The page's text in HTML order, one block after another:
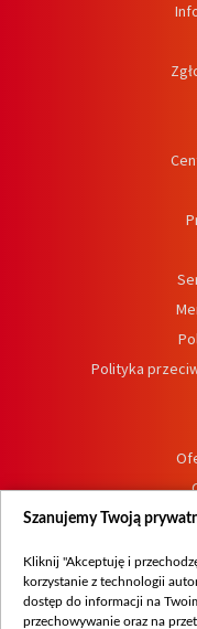
Polityka
Szanujemy Twoją
Kliknij "Akceptuję i
korzystanie z technologii
dostęp do informacji na
przechowywanie oraz na